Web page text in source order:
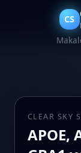
CS
CLEAR SKY
APOE,